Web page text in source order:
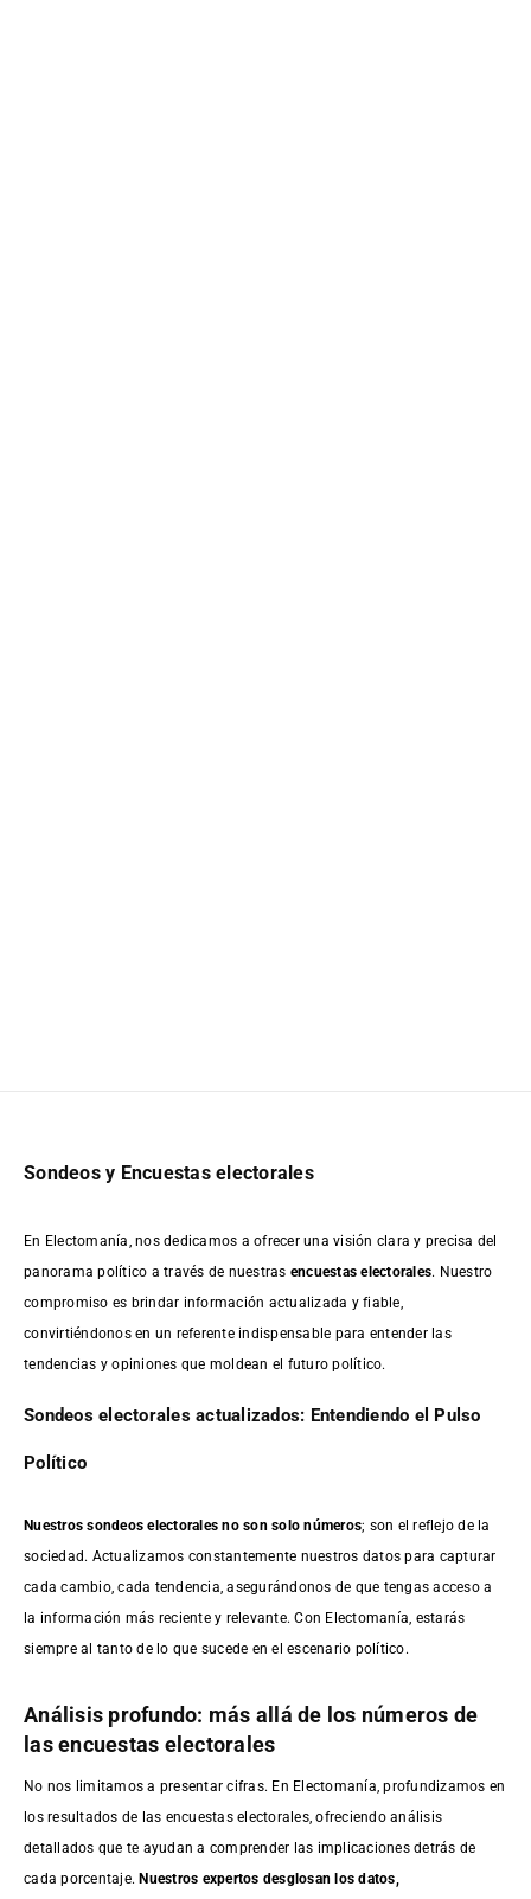
Sondeos y Encuestas electorales
En Electomanía, nos dedicamos a ofrecer una visión clara y precisa del
panorama político a través de nuestras encuestas electorales. Nuestro
compromiso es brindar información actualizada y fiable,
convirtiéndonos en un referente indispensable para entender las
tendencias y opiniones que moldean el futuro político.
Sondeos electorales actualizados: Entendiendo el Pulso
Político
Nuestros sondeos electorales no son solo números; son el reflejo de la
sociedad. Actualizamos constantemente nuestros datos para capturar
cada cambio, cada tendencia, asegurándonos de que tengas acceso a
la información más reciente y relevante. Con Electomanía, estarás
siempre al tanto de lo que sucede en el escenario político.
Análisis profundo: más allá de los números de
las encuestas electorales
No nos limitamos a presentar cifras. En Electomanía, profundizamos en
los resultados de las encuestas electorales, ofreciendo análisis
detallados que te ayudan a comprender las implicaciones detrás de
cada porcentaje.Nuestros expertos desglosan los datos,